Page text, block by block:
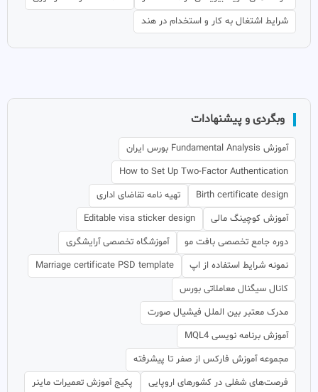
شرایط اشتغال به کار و استخدام در هند
وبگردی و پیشنهادات
آموزش Fundamental Analysis بورس ایران
How to Set Up Two-Factor Authentication
Birth certificate design
تهیه نامه تقاضای اداری
آموزش کوچینگ مالی
Editable visa sticker design
دوره جامع تخصصی بافت مو
آموزشگاه تخصصی آرایشگری
نمونه شرایط استفاده از اپ
Marriage certificate PSD template
کانال سیگنال معاملاتی بورس
مدرک معتبر بین الملل فیشیال صورت
آموزش برنامه نویسی MQL4
مجموعه آموزش فارکس از صفر تا پیشرفته
فرصت‌های شغلی در کشورهای اروپایی
پکیج آموزش تعمیرات ماینر